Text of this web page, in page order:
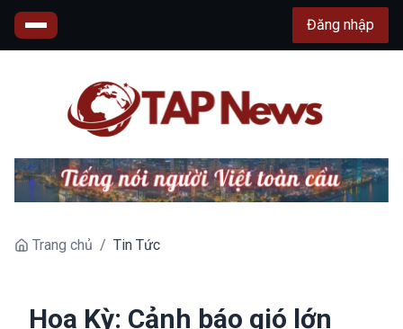
Đăng nhập
Trang chủ / Tin Tức
Hoa Kỳ: Cảnh báo gió lớn